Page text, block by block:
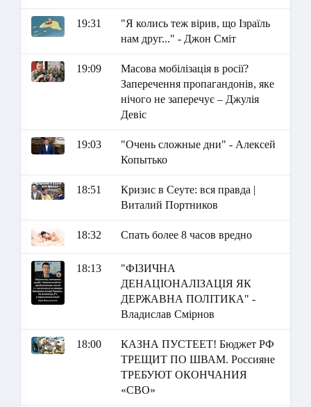
19:31
"Я колись теж вірив, що Ізраїль
нам друг..." - Джон Сміт
19:09
Масова мобілізація в росії?
Заперечення пропагандонів, яке
нічого не заперечує – Джулія
Девіс
19:03
"Очень сложные дни" - Алексей
Копытько
18:51
Кризис в Сеуте: вся правда |
Виталий Портников
18:32 Спать более 8 часов вредно
18:13
"ФІЗИЧНА
ДЕНАЦІОНАЛІЗАЦІЯ ЯК
ДЕРЖАВНА ПОЛІТИКА" -
Владислав Смірнов
18:00
КАЗНА ПУСТЕЕТ! Бюджет РФ
ТРЕЩИТ ПО ШВАМ. Россияне
ТРЕБУЮТ ОКОНЧАНИЯ
«СВО»